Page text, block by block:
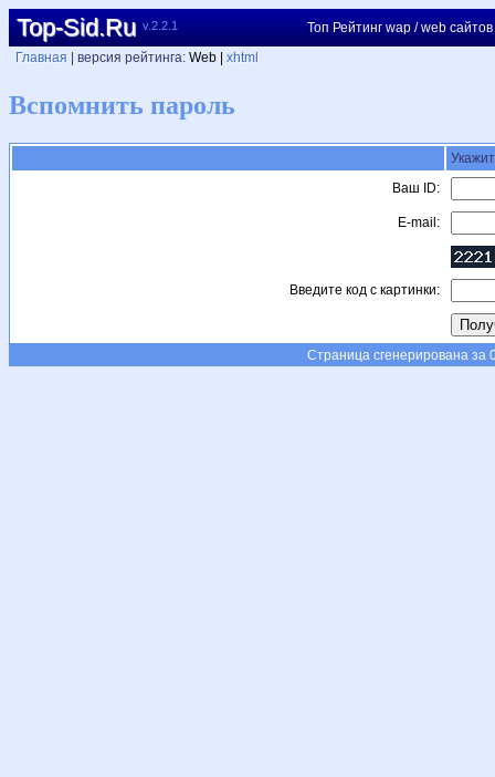
Top-Sid.Ru v.2.2.1
Топ Рейтинг wap / web сайтов
Главная
| версия рейтинга: Web | xhtml
Вспомнить пароль
Ваш ID:
E-mail:
Введите код с картинки:
Страница сгенерирована за